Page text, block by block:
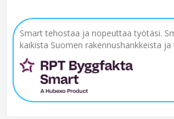
Smart tehostaa ja nopeuttaa työtäsi.
kaikista Suomen rakennushankkeista